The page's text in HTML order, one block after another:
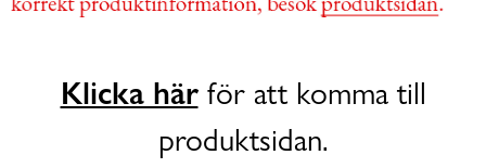
Klicka härför att komma till
produktsidan.